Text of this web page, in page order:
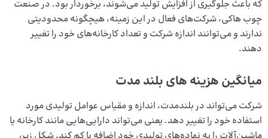
که باعث جلوگیری از افزایش تولید می‌شوند، برخوردار بود. در صنعت
چوب هاکی، شرکت‌های فعال در این زمینه، هیچگونه محدودیتی
ندارند و می‌توانند اندازه شرکت و تعداد کارخانه‌های خود را تغییر
دهند.
میانگین هزینه‌ های بلند مدت
شرکت می‌تواند در بلندمدت، اندازه و مقیاس عوامل تولیدی مورد
استفاده خود را تغییر دهد. یعنی می‌تواند دارایی‌هایی مانند کارخانه یا